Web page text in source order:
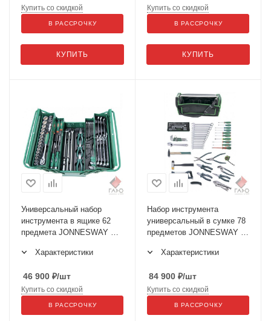
КУПИТЬ
Купить со скидкой
В РАССРОЧКУ
КУПИТЬ
Купить со скидкой
В РАССРОЧКУ
Универсальный набор
инструмента в ящике 62
предмета JONNESWAY C-
Характеристики
46 900 ₽/шт
Купить со скидкой
В РАССРОЧКУ
Набор инструмента
универсальный в сумке 78
предметов JONNESWAY C-
Характеристики
84 900 ₽/шт
Купить со скидкой
В РАССРОЧКУ